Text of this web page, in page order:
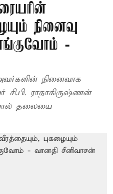
நினைவு
-
நினைவாக
சி.பி. ராதாகிருஷ்ணன்
தலையை